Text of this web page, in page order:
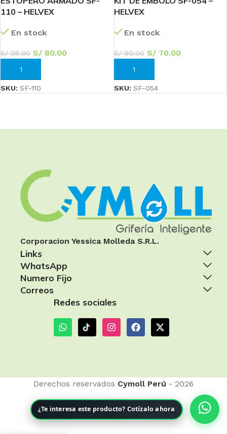
¿Te interesa este producto? Cotízalo ahora
110 – HELVEX
En stock
S/95.00 S/ 80.00
AÑADIR AL CARRITO
SKU: SF-110
HELVEX
En stock
S/90.00 S/70.00
AÑADIR AL CARRITO
SKU: SF-054
Corporacion Yessica Molleda S.R.L.
Links
WhatsApp
Numero Fijo
Correos
Redes sociales
Derechos reservados Cymoll Perú - 2026
PORTA